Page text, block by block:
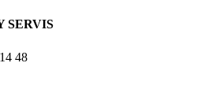
SERVIS
48